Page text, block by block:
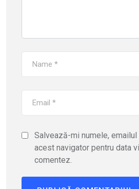
Salvează-mi numele,
acest navigator pentru data
comentez.